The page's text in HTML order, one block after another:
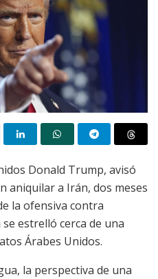
Donald Trump, avisó
aniquilar a Irán, dos meses
la ofensiva contra
estrelló cerca de una
Árabes Unidos.
la perspectiva de una